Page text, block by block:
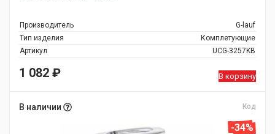
Производитель
G-lauf
Тип изделия
Комплетующие
Артикул
UCG-3257KB
1 082 ₽ В корзину
В наличии Код
-34%